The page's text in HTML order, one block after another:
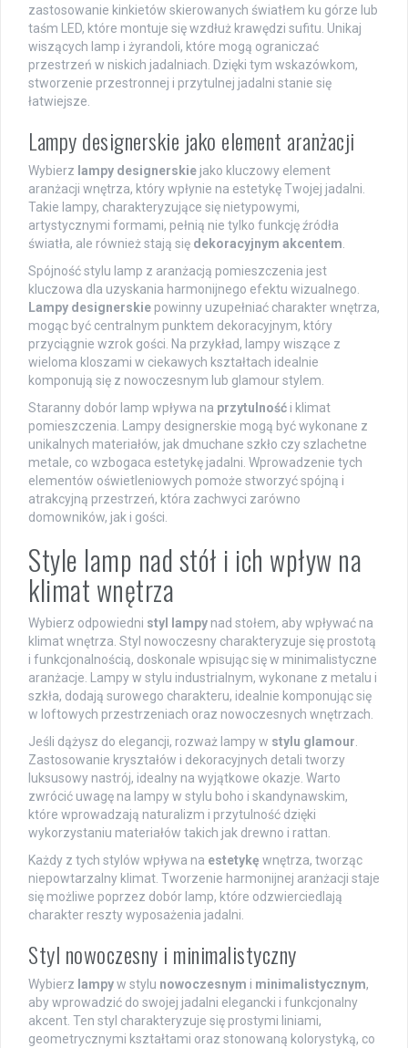
zastosowanie kinkietów skierowanych światłem ku górze lub
taśm LED, które montuje się wzdłuż krawędzi sufitu. Unikaj
wiszących lamp i żyrandoli, które mogą ograniczać
przestrzeń w niskich jadalniach. Dzięki tym wskazówkom,
stworzenie przestronnej i przytulnej jadalni stanie się
łatwiejsze.
Lampy designerskie jako element aranżacji
Wybierz lampy designerskie jako kluczowy element
aranżacji wnętrza, który wpłynie na estetykę Twojej jadalni.
Takie lampy, charakteryzujące się nietypowymi,
artystycznymi formami, pełnią nie tylko funkcję źródła
światła, ale również stają się dekoracyjnym akcentem
Spójność stylu lamp z aranżacją pomieszczenia jest
kluczowa dla uzyskania harmonijnego efektu wizualnego.
Lampy designerskie powinny uzupełniać charakter wnętrza,
mogąc być centralnym punktem dekoracyjnym, który
przyciągnie wzrok gości. Na przykład, lampy wiszące z
wieloma kloszami w ciekawych kształtach idealnie
komponują się z nowoczesnym lub glamour stylem.
Staranny dobór lamp wpływa na przytulność i klimat
pomieszczenia. Lampy designerskie mogą być wykonane z
unikalnych materiałów, jak dmuchane szkło czy szlachetne
metale, co wzbogaca estetykę jadalni. Wprowadzenie tych
elementów oświetleniowych pomoże stworzyć spójną i
atrakcyjną przestrzeń, która zachwyci zarówno
domowników, jak i gości.
Style lamp nad stół i ich wpływ na
klimat wnętrza
Wybierz odpowiedni styl lampy nad stołem, aby wpływać na
klimat wnętrza. Styl nowoczesny charakteryzuje się prostotą
i funkcjonalnością, doskonale wpisując się w minimalistyczne
aranżacje. Lampy w stylu industrialnym, wykonane z metalu i
szkła, dodają surowego charakteru, idealnie komponując się
w loftowych przestrzeniach oraz nowoczesnych wnętrzach.
Jeśli dążysz do elegancji, rozważ lampy w stylu glamour
Zastosowanie kryształów i dekoracyjnych detali tworzy
luksusowy nastrój, idealny na wyjątkowe okazje. Warto
zwrócić uwagę na lampy w stylu boho i skandynawskim,
które wprowadzają naturalizm i przytulność dzięki
wykorzystaniu materiałów takich jak drewno i rattan.
Każdy z tych stylów wpływa na estetykę wnętrza, tworząc
niepowtarzalny klimat. Tworzenie harmonijnej aranżacji staje
się możliwe poprzez dobór lamp, które odzwierciedlają
charakter reszty wyposażenia jadalni.
Styl nowoczesny i minimalistyczny
Wybierz lampyw stylu nowoczesnym i minimalistycznym,
aby wprowadzić do swojej jadalni elegancki i funkcjonalny
akcent. Ten styl charakteryzuje się prostymi liniami,
geometrycznymi kształtami oraz stonowaną kolorystyką, co